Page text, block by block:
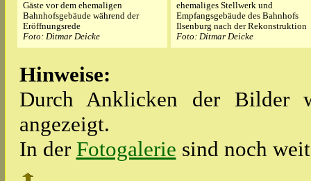
Gäste vor dem ehemaligen
Bahnhofsgebäude während der
Eröffnungsrede
Foto: Ditmar Deicke
ehemaliges Stellwerk und
Empfangsgebäude des Bahnhofs
Ilsenburg nach der Rekonstruktion
Foto: Ditmar Deicke
Hinweise:
Durch Anklicken der Bilder
angezeigt.
In der Fotogalerie sind noch